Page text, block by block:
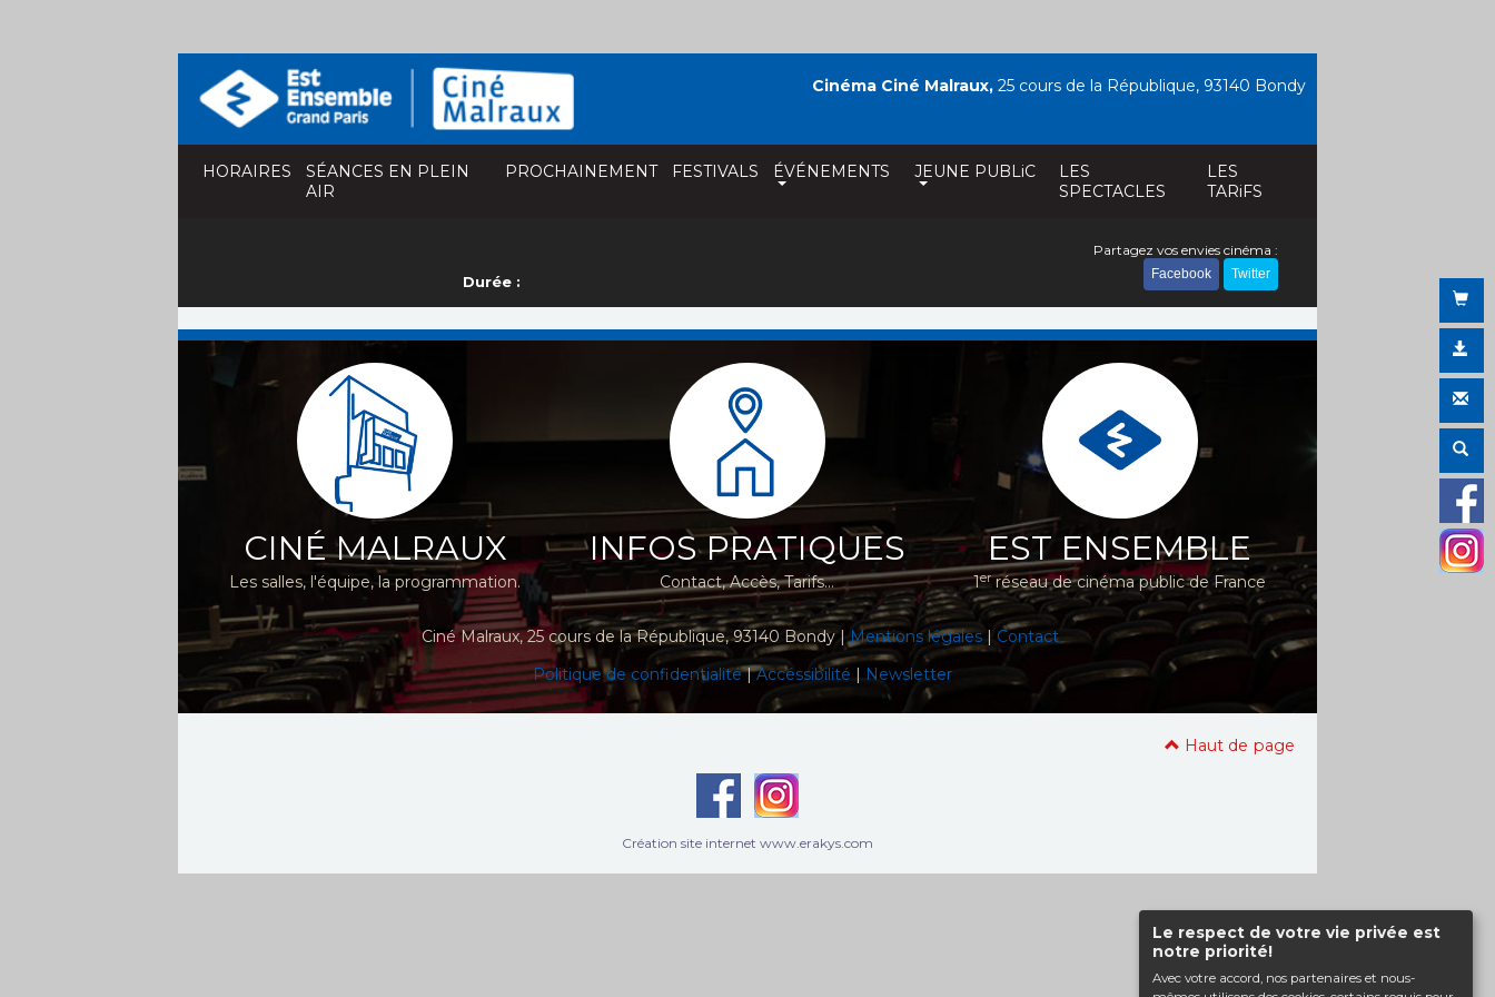
Le respect de votre vie privée est
notre priorité!
Avec votre accord, nos partenaires et nous-
HORAIRES
SÉANCES EN PLEIN
AIR
PROCHAINEMENT FESTIVALS ÉVÉNEMENTS JEUNE PUBLiC
LES
SPECTACLES
LES
TARiFS
Cinéma Ciné Malraux, 25 cours de la République, 93140 Bondy
Durée :
Partagez vos envies cinéma :
Facebook Twitter
CINÉ MALRAUX
Les salles, l'équipe, la programmation.
INFOS PRATIQUES
Contact, Accès, Tarifs...
EST ENSEMBLE
1erréseau de cinéma public de France
Ciné Malraux, 25 cours de la République, 93140 Bondy |Mentions légales| Contact
Politique de confidentialité|Accéssibilité | Newsletter
Haut de page
Création site internet www.erakys.com